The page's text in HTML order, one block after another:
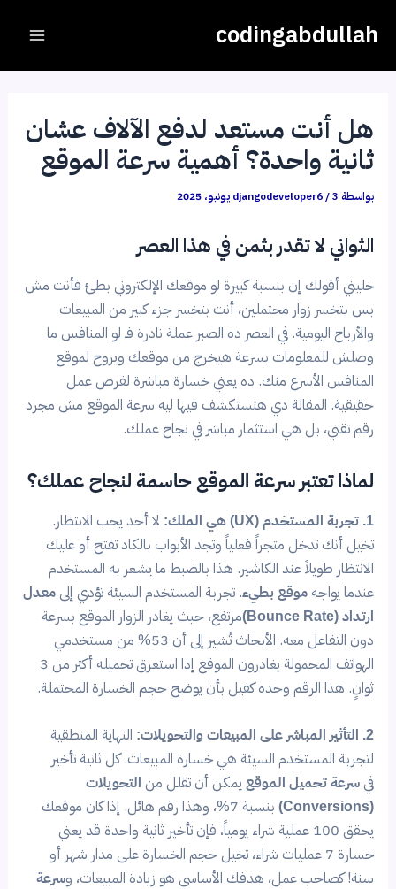
codingabdullah
هل أنت مستعد لدفع الآلاف عشان
ثانية واحدة؟ أهمية سرعة الموقع
بواسطة djangodeveloper6/3 يونيو، 2025
الثواني لا تقدر بثمن في هذا العصر
خليني أقولك إن بنسبة كبيرة لو موقعك الإلكتروني بطئ فأنت مش
بس بتخسر زوار محتملين، أنت بتخسر جزء كبير من المبيعات
والأرباح اليومية. في العصر ده الصبر عملة نادرة فـ لو المنافس ما
وصلش للمعلومات بسرعة هيخرج من موقعك ويروح لموقع
المنافس الأسرع منك. ده يعني خسارة مباشرة لفرص عمل
حقيقية. المقالة دي هتستكشف فيها ليه سرعة الموقع مش مجرد
رقم تقني، بل هي استثمار مباشر في نجاح عملك.
لماذا تعتبر سرعة الموقع حاسمة لنجاح عملك؟
1. تجربة المستخدم (UX) هي الملك:
لا أحد يحب الانتظار.
تخيل أنك تدخل متجراً فعلياً وتجد الأبواب بالكاد تفتح أو عليك
الانتظار طويلاً عند الكاشير. هذا بالضبط ما يشعر به المستخدم
عندما يواجهموقع بطيء. تجربة المستخدم السيئة تؤدي إلىمعدل
ارتداد (Bounce Rate)
مرتفع، حيث يغادر الزوار الموقع بسرعة
دون التفاعل معه. الأبحاث تُشير إلى أن 53% من مستخدمي
الهواتف المحمولة يغادرون الموقع إذا استغرق تحميله أكثر من 3
ثوانٍ. هذا الرقم وحده كفيل بأن يوضح حجم الخسارة المحتملة.
2. التأثير المباشر على المبيعات والتحويلات:
النهاية المنطقية
لتجربة المستخدم السيئة هي خسارة المبيعات. كل ثانية تأخير
فيسرعة تحميل الموقع يمكن أن تقلل من التحويلات
(Conversions)
بنسبة 7%، وهذا رقم هائل. إذا كان موقعك
يحقق 100 عملية شراء يومياً، فإن تأخير ثانية واحدة قد يعني
خسارة 7 عمليات شراء، تخيل حجم الخسارة على مدار شهر أو
سنة! كصاحب عمل، هدفك الأساسي هو زيادة المبيعات، وسرعة
navigation